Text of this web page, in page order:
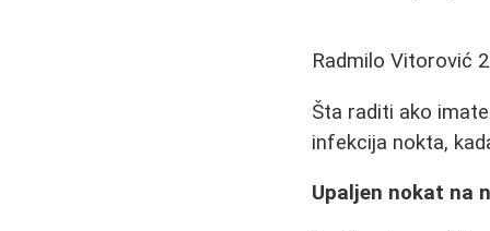
Radmilo Vitorović
Šta raditi ako
infekcija nokta,
Upaljen nokat na